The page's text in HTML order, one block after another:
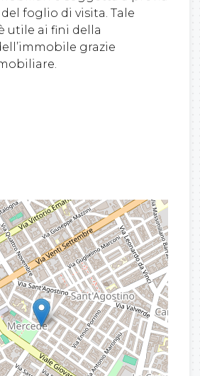
foglio di visita. Tale
utile ai fini della
grazie